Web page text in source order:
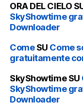
ORA DEL CIELO
SkyShowtime
Downloader
ComeSU Come
gratuitamente
SkyShowtimeSU
SkyShowtime
Downloader